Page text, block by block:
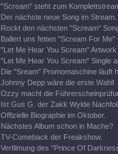
"Scream" steht zum
Der nächste neue Song im Stream.
Rockt den nächsten "Scream"
Ballert uns fetten "Scream For Me"
"Let Me Hear You Scream" Artwork
"Let Me Hear You Scream" Single
Die "Sream" Promomaschine läuft
Johnny Depp wäre die erste Wahl!
Ozzy macht die
Ist Gus G. der Zakk Wylde
Offizielle Biographie im Oktober.
Nächstes Album schon in Mache?
TV-Comeback der Freakshow.
Verfilmung des "Prince Of